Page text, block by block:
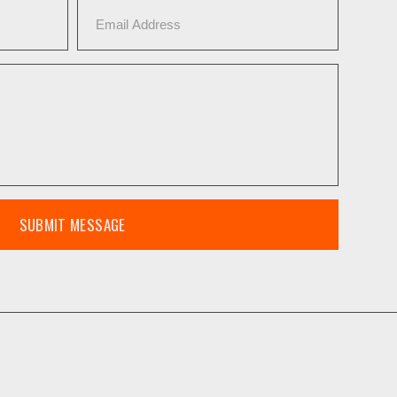
SUBMIT MESSAGE